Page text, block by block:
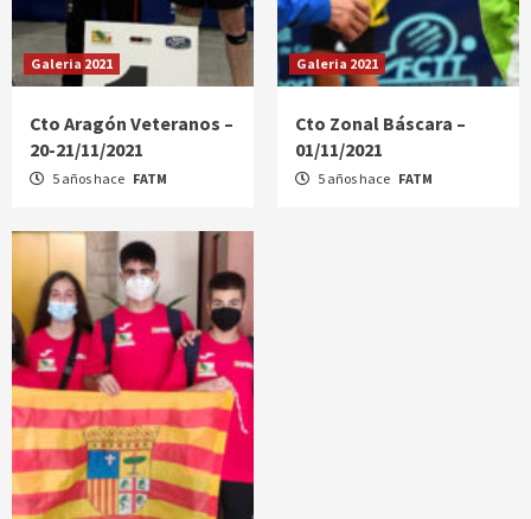
Galeria 2021
Cto Aragón Veteranos –
20-21/11/2021
5 años hace FATM
Galeria 2021
Cto Zonal Báscara –
01/11/2021
5 años hace FATM